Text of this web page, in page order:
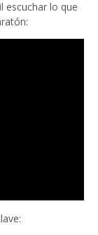
escuchar lo que